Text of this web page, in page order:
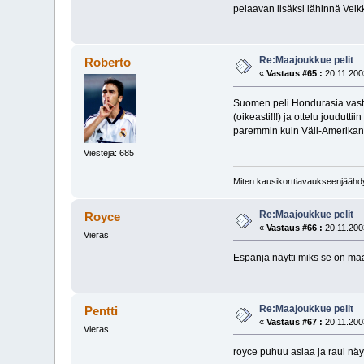
pelaavan lisäksi lähinnä
Roberto
Viestejä: 685
Re:Maajoukkue pelit
«Vastaus #65 :
Suomen peli Hondurasia
(oikeasti!!!) ja ottelu
paremmin kuin Väli-
Miten
Royce
Vieras
Re:Maajoukkue pelit
«Vastaus #66 :
Espanja näytti miks se on
Pentti
Vieras
Re:Maajoukkue pelit
«Vastaus #67 :
royce puhuu asiaa ja raul